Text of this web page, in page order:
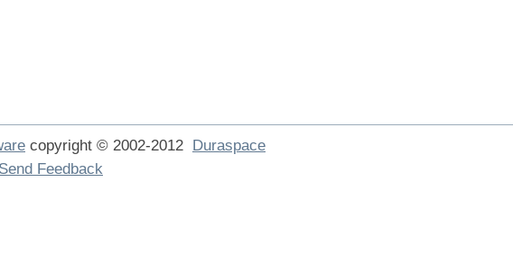
copyright © 2002-2012 Duraspace
Send Feedback